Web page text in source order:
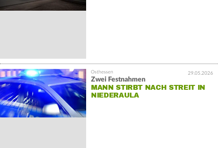
29.05.2026
Zwei Festnahmen
MANN STIRBT NACH STREIT IN
NIEDERAULA